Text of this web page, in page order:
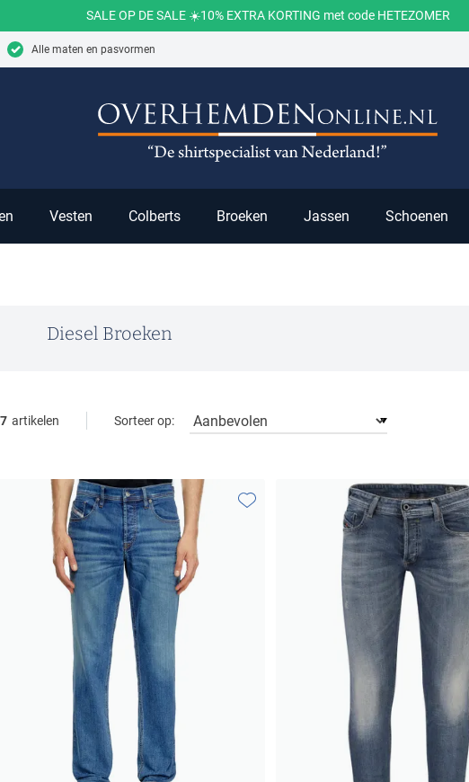
SALE OP DE SALE ☀️10% EXTRA KORTING met code HETEZOMER
Alle maten en pasvormen
Vesten Colberts Broeken Jassen Schoenen
Diesel Broeken
artikelen Sorteer op:
Toevoegen aan favorieten